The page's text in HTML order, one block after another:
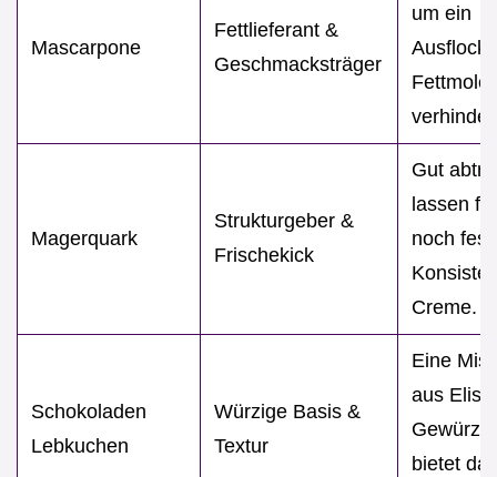
Mascarpone
Fettlieferant &
Geschmacksträger
um ein
Magerquark
Strukturgeber &
Frischekick
Gut
lassen
noch
Creme.
Schokoladen
Lebkuchen
Würzige Basis &
Textur
Eine
aus
bietet